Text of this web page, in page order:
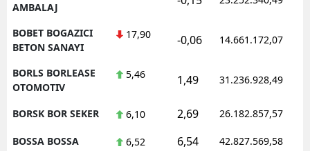
AMBALAJ
BOBET BOGAZICI
BETON SANAYI
17,90 -0,06 14.661.172,07
BORLS BORLEASE
OTOMOTIV
5,46 1,49 31.236.928,49
BORSK BOR SEKER 6,10 2,69 26.182.857,57
BOSSA BOSSA 6,52 6,54 42.827.569,58